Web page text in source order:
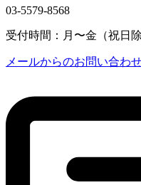
03-5579-8568
受付時間：月〜金（祝日
メールからのお問い合わ